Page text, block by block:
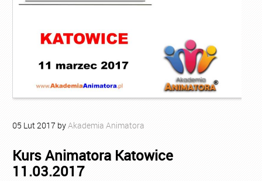
05 Lut 2017 byAkademia Animatora
Kurs Animatora Katowice
11.03.2017